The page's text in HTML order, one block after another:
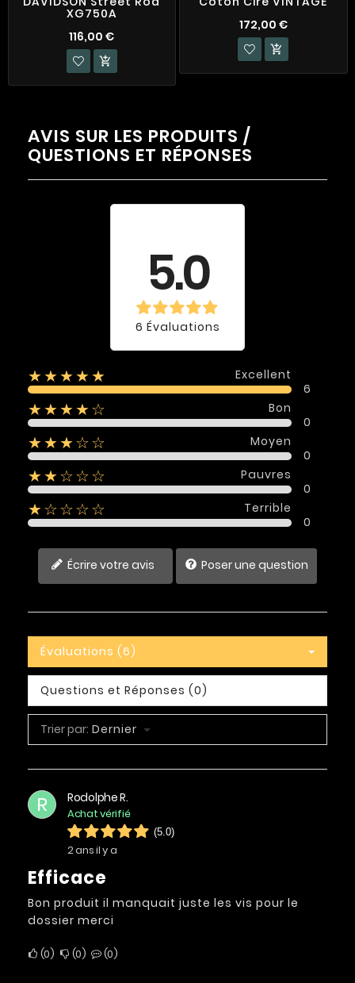
XG750A
116,00 €

172,00 €

AVIS SUR LES PRODUITS /
QUESTIONS ET RÉPONSES
5.0
6 Évaluations
★★★★★
Excellent
6
★★★★☆
Bon
0
★★★☆☆
Moyen
0
★★☆☆☆
Pauvres
0
★☆☆☆☆
Terrible
0
Écrire votre avis Poser une question
Évaluations (6)
Questions et Réponses (0)
Trier par: Dernier
R Rodolphe R.
Achat vérifié
(5.0)
2 ans il y a
Efficace
Bon produit il manquait juste les vis pour le
dossier merci
0 0 0